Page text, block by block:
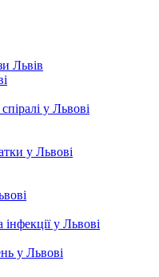
Львів
у Львові
у Львові
у Львові
у Львові